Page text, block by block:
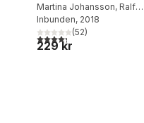
du själv kan göra för
att läka
Martina Johansson, Ralf
Sundberg
Inbunden, 2018
4,3utav 5 stjärnor. Totalt
(52)
229 kr